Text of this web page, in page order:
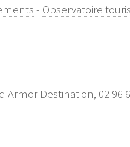
- Observatoire
Destination, 02 96